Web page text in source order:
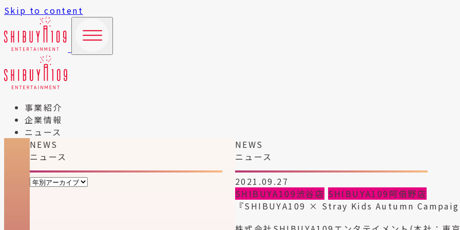
Skip to content
事業紹介
企業情報
ニュース
NEWS
ニュース
NEWS
ニュース
2021.09.27
SHIBUYA109渋谷店 SHIBUYA109阿倍野店
『SHIBUYA109 × Stray Kids Autumn